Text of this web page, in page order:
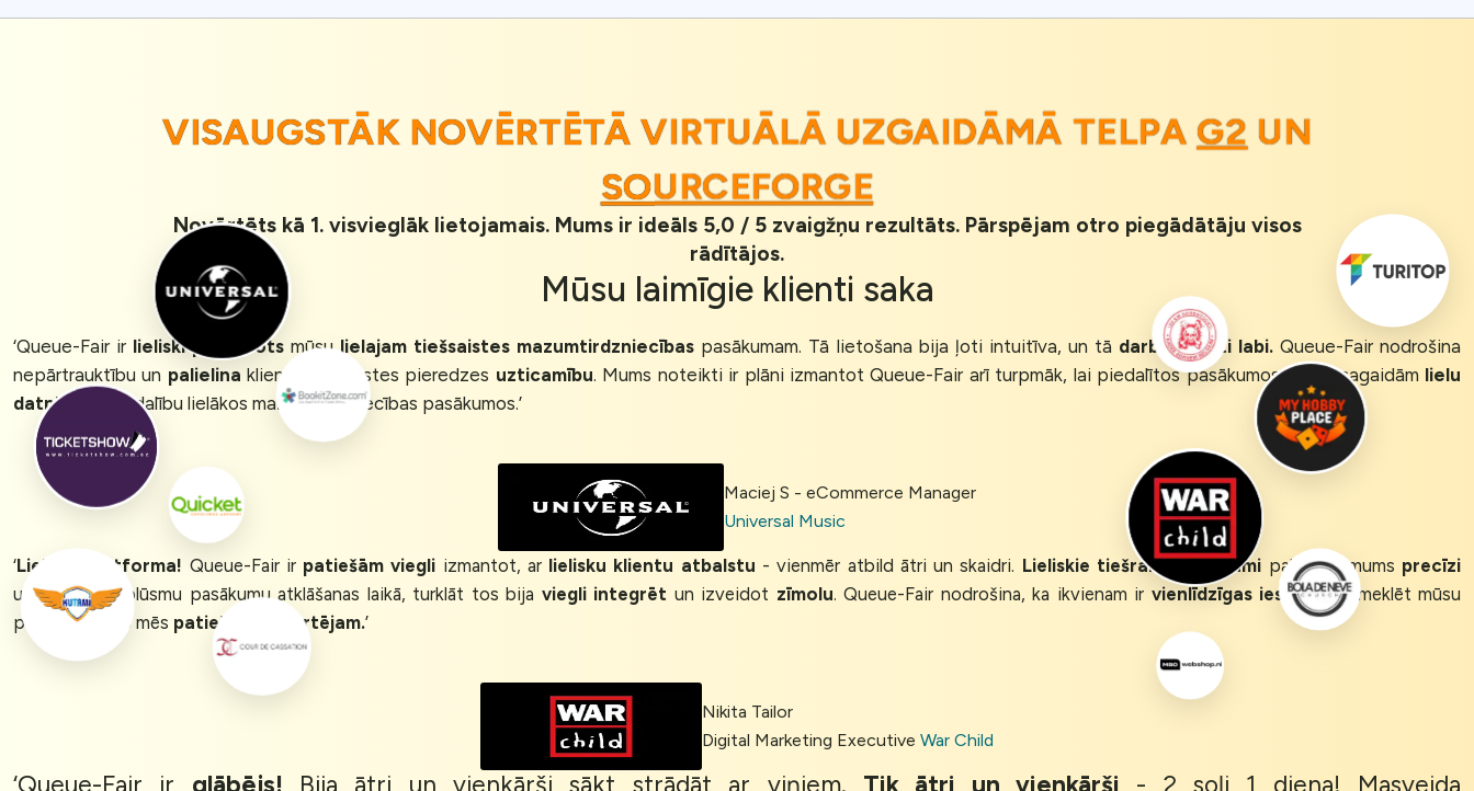
VISAUGSTĀK NOVĒRTĒTĀ VIRTUĀLĀ UZGAIDĀMĀ TELPAG2UN
SOURCEFORGE
Novērtēts kā 1. visvieglāk lietojamais. Mums ir ideāls 5,0 / 5 zvaigžņu rezultāts. Pārspējam otro piegādātāju visos
rādītājos.
Mūsu laimīgie klienti saka
‘Queue-Fair ir lieliski piemērots mūsulielajam tiešsaistes mazumtirdzniecības pasākumam. Tā lietošana bija ļoti intuitīva, un tā darbojās ļoti labi.Queue-Fair nodrošina
nepārtrauktību un palielina klientu tiešsaistes pieredzes uzticamību. Mums noteikti ir plāni izmantot Queue-Fair arī turpmāk, lai piedalītos pasākumos, kuros sagaidām lielu
datplūsmu
un dalību lielākos mazumtirdzniecības pasākumos.’
Maciej S - eCommerce Manager
Universal Music
‘Lieliska platforma! Queue-Fair ir patiešām viegli izmantot, ar lielisku klientu atbalstu - vienmēr atbild ātri un skaidri. Lieliskie tiešraides ziņojumi palīdzēja mums precīzi
uzraudzīt datplūsmu pasākumu atklāšanas laikā, turklāt tos bija viegli integrēt un izveidot zīmolu. Queue-Fair nodrošina, ka ikvienam ir vienlīdzīgas iespējasapmeklēt mūsu
pasākumus, ko mēs patiešām novērtējam.’
Nikita Tailor
Digital Marketing ExecutiveWar Child
‘Queue-Fair ir glābējs! Bija ātri un vienkārši sākt strādāt ar viņiem. Tik ātri un vienkārši - 2 soļi 1 diena! Masveida